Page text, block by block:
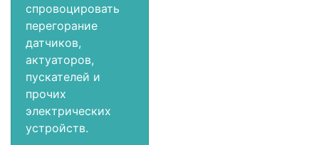
спровоцировать
перегорание
датчиков,
актуаторов,
пускателей и
прочих
электрических
устройств.